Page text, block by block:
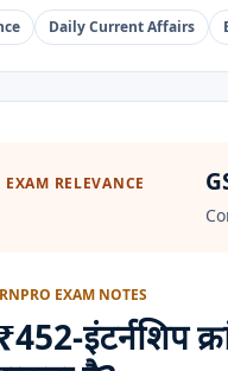
Daily Current Affairs
EXAM RELEVANCE
EXAM NOTES
इंटर्नशिप